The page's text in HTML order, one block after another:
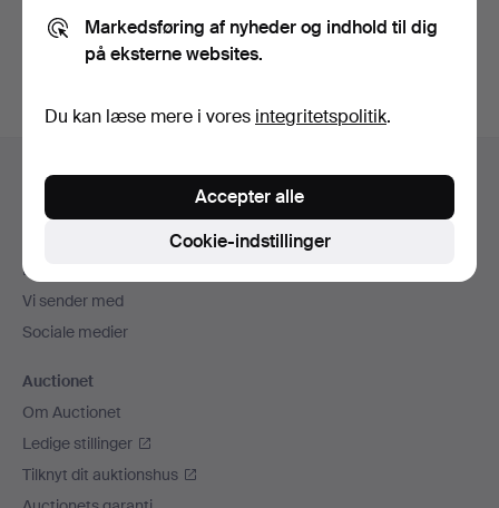
auktioner.
Hjælp og kontaktoplysninger
Kontakt supporten
Betalingsmuligheder
Vi sender med
Sociale medier
Auctionet
Om Auctionet
Ledige stillinger
Tilknyt dit auktionshus
Markedsføring af nyheder og indhold til dig
på eksterne websites.
Du kan læse mere i vores integritetspolitik.
Cookie-indstillinger
Accepter alle